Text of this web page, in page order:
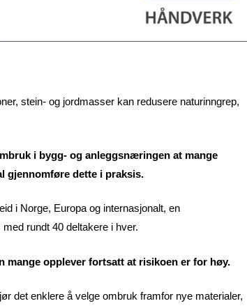
stein- og jordmasser kan redusere naturinngrep,
i bygg- og anleggsnæringen at mange
gjennomføre dette i praksis.
i Norge, Europa og internasjonalt, en
rundt 40 deltakere i hver.
opplever fortsatt at risikoen er for høy.
det enklere å velge ombruk framfor nye materialer,